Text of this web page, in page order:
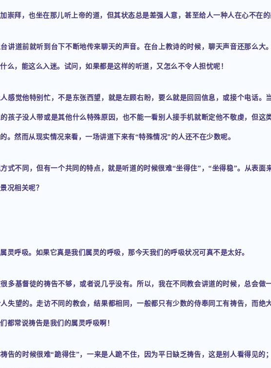
崇拜，也坐在那儿听上帝的道，但其状态总是差强人意，甚至给人一种人在心不在
讲道前就听到台下不断地传来聊天的声音。在台上教诗的时候，聊天声音还那么
么，能这么入迷。试问，如果都是这样的听道，又怎么不令人担忧呢！
感觉他特别忙，不是东张西望，就是左顾右盼，要么就是回回信息，或接个电话
孩子没人带或是其他什么特殊原因，也不能一看别人接手机就断定他不敬虔，但
。然而从现实情况来看，一场讲道下来有“特殊情况”的人还不在少数呢。
式不同，但有一个共同的特点，就是听道的时候很难“坐得住”，“坐得稳”。从表
况相关呢？
灵呼吸。如果它真是我们属灵的呼吸，那今天我们的呼吸状况可真不是太好。
多基督徒的祷告不够，或者说几乎没有。所以，我在不同教会讲道的时候，总会
失望的。走访不同的教会，结果都相同，一般都只有少数的侍奉同工有祷告，而
都常说祷告是我们的属灵呼吸啊！
告的时候很难“跪得住”，一来是人跪不住，因为平日缺乏祷告，这是别人看得见